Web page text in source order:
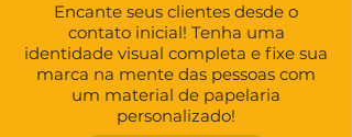
Encante seus clientes desde o
contato inicial! Tenha uma
identidade visual completa e fixe sua
marca na mente das pessoas com
um material de papelaria
personalizado!